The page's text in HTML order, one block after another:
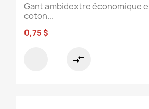
Gant ambidextre économique
coton...
0,75 $
compare_arrows